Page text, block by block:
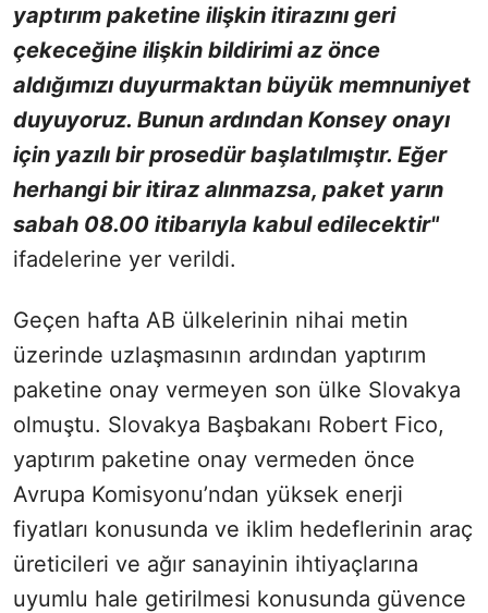
yaptırım paketine ilişkin itirazını geri
çekeceğine ilişkin bildirimi az önce
aldığımızı duyurmaktan büyük memnuniyet
duyuyoruz. Bunun ardından Konsey onayı
için yazılı bir prosedür başlatılmıştır. Eğer
herhangi bir itiraz alınmazsa, paket yarın
sabah 08.00 itibarıyla kabul edilecektir"
ifadelerine yer verildi.
Geçen hafta AB ülkelerinin nihai metin
üzerinde uzlaşmasının ardından yaptırım
paketine onay vermeyen son ülke Slovakya
olmuştu. Slovakya Başbakanı Robert Fico,
yaptırım paketine onay vermeden önce
Avrupa Komisyonu’ndan yüksek enerji
fiyatları konusunda ve iklim hedeflerinin araç
üreticileri ve ağır sanayinin ihtiyaçlarına
uyumlu hale getirilmesi konusunda güvence